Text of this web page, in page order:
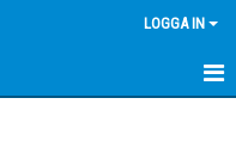
LOGGA IN